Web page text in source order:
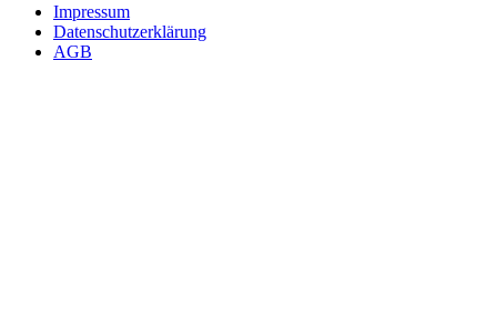
Impressum
Datenschutzerklärung
AGB